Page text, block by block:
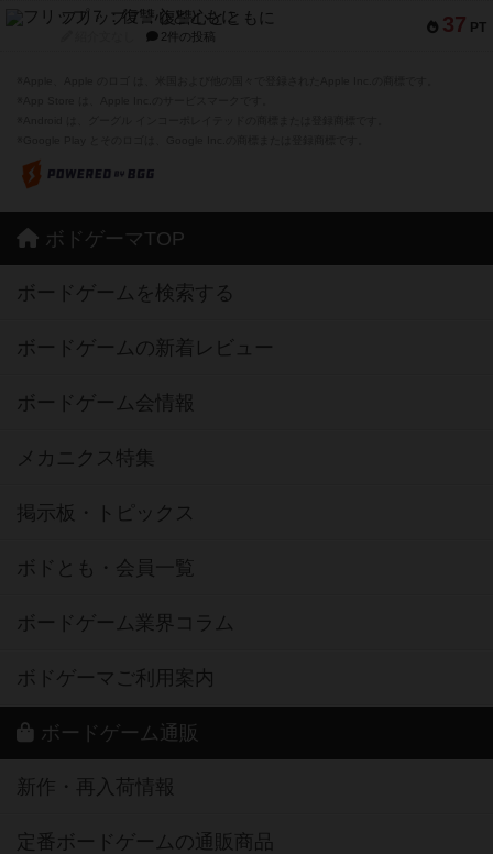
37 PT
フリップ７：復讐心とともに
2件の投稿
ボドゲーマTOP
ボードゲームを検索する
ボードゲームの新着レビュー
ボードゲーム会情報
メカニクス特集
掲示板・トピックス
ボドとも・会員一覧
ボードゲーム業界コラム
ボドゲーマご利用案内
ボードゲーム通販
新作・再入荷情報
定番ボードゲームの通販商品